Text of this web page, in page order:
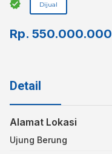
Dijual
Rp. 550.000.000
Detail
Alamat Lokasi
Ujung Berung